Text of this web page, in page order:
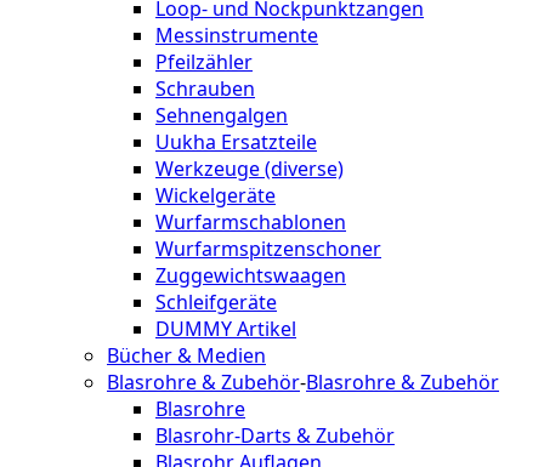
Loop- und Nockpunktzangen
Messinstrumente
Pfeilzähler
Schrauben
Sehnengalgen
Uukha Ersatzteile
Werkzeuge (diverse)
Wickelgeräte
Wurfarmschablonen
Wurfarmspitzenschoner
Zuggewichtswaagen
Schleifgeräte
DUMMY Artikel
Bücher & Medien
Blasrohre & Zubehör-Blasrohre & Zubehör
Blasrohre
Blasrohr-Darts & Zubehör